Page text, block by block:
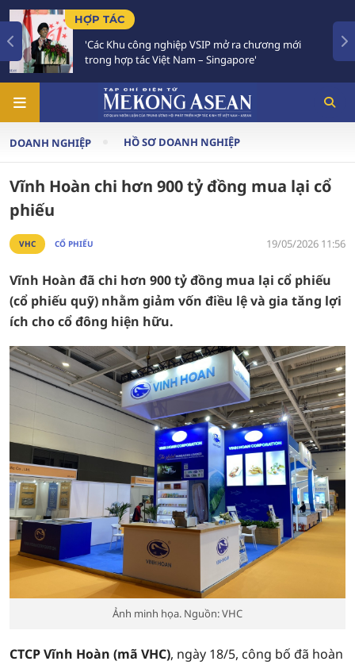
nghiệp VSIP mở ra chương mới
Việt Nam – Singapore'
Việt Nam -
Chiến lược 'Ba
DOANH NGHIỆP HỒ SƠ DOANH NGHIỆP
Vĩnh Hoàn chi hơn 900 tỷ đồng mua lại cổ
phiếu
VHC CỔ PHIẾU 19/05/2026 11:56
Vĩnh Hoàn đã chi hơn 900 tỷ đồng mua lại cổ phiếu
(cổ phiếu quỹ) nhằm giảm vốn điều lệ và gia tăng lợi
ích cho cổ đông hiện hữu.
Ảnh minh họa. Nguồn: VHC
CTCP Vĩnh Hoàn (mã VHC), ngày 18/5, công bố đã hoàn